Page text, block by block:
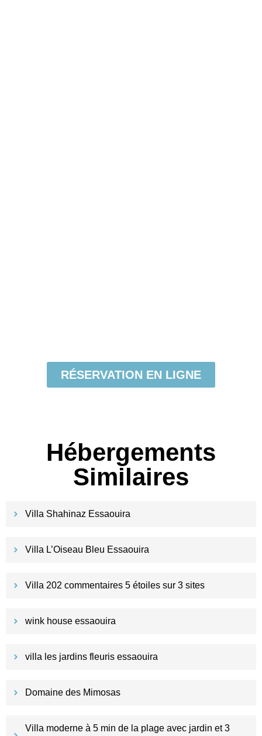
RÉSERVATION EN LIGNE
Hébergements
Similaires
Villa Shahinaz Essaouira
Villa L’Oiseau Bleu Essaouira
Villa 202 commentaires 5 étoiles sur 3 sites
wink house essaouira
villa les jardins fleuris essaouira
Domaine des Mimosas
Villa moderne à 5 min de la plage avec jardin et 3